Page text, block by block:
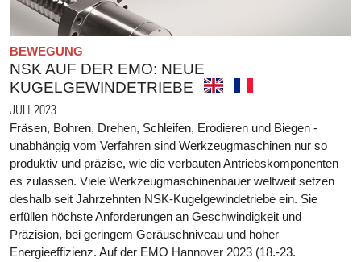
BEWEGUNG
NSK AUF DER EMO: NEUE
KUGELGEWINDETRIEBE
JULI 2023
Fräsen, Bohren, Drehen, Schleifen, Erodieren und Biegen -
unabhängig vom Verfahren sind Werkzeugmaschinen nur so
produktiv und präzise, wie die verbauten Antriebskomponenten
es zulassen. Viele Werkzeugmaschinenbauer weltweit setzen
deshalb seit Jahrzehnten NSK-Kugelgewindetriebe ein. Sie
erfüllen höchste Anforderungen an Geschwindigkeit und
Präzision, bei geringem Geräuschniveau und hoher
Energieeffizienz. Auf der EMO Hannover 2023 (18.-23.